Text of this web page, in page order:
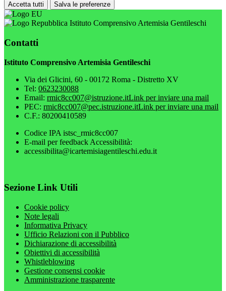
Accetta tutti Salva le preferenze
Istituto Comprensivo Artemisia Gentileschi
Contatti
Istituto Comprensivo Artemisia Gentileschi
Via dei Glicini, 60 - 00172 Roma - Distretto XV
Tel: 0623230088
Email: rmic8cc007@istruzione.itLink per inviare una mail
PEC: rmic8cc007@pec.istruzione.itLink per inviare una mail
C.F.: 80200410589
Codice IPA istsc_rmic8cc007
E-mail per feedback Accessibilità:
accessibilita@icartemisiagentileschi.edu.it
Sezione Link Utili
Cookie policy
Note legali
Informativa Privacy
Ufficio Relazioni con il Pubblico
Dichiarazione di accessibilità
Obiettivi di accessibilità
Whistleblowing
Gestione consensi cookie
Amministrazione trasparente